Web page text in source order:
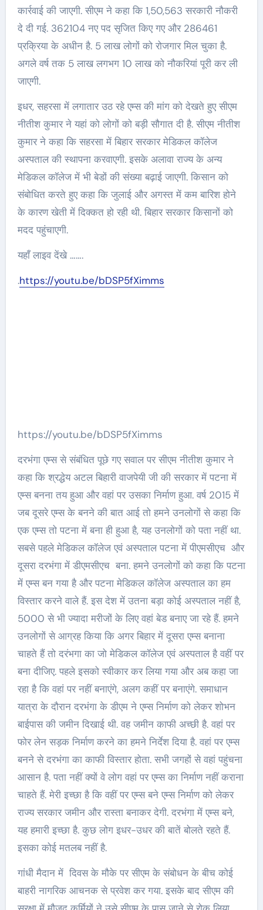
कार्रवाई की जाएगी. सीएम ने कहा कि 1,50,563 सरकारी नौकरी
दे दी गई. 362104 नए पद सृजित किए गए और 286461
प्रक्रिया के अधीन है. 5 लाख लोगों को रोजगार मिल चुका है.
अगले वर्ष तक 5 लाख लगभग 10 लाख को नौकरियां पूरी कर ली
जाएगी.
इधर, सहरसा में लगातार उठ रहे एम्स की मांग को देखते हुए सीएम
नीतीश कुमार ने यहां को लोगों को बड़ी सौगात दी है. सीएम नीतीश
कुमार ने कहा कि सहरसा में बिहार सरकार मेडिकल कॉलेज
अस्पताल की स्थापना करवाएगी. इसके अलावा राज्य के अन्य
मेडिकल कॉलेज में भी बेडों की संख्या बढ़ाई जाएगी. किसान को
संबोधित करते हुए कहा कि जुलाई और अगस्त में कम बारिश होने
के कारण खेती में दिक्कत हो रही थी. बिहार सरकार किसानों को
मदद पहुंचाएगी.
यहाँ लाइव देंखे …….
.https://youtu.be/bDSP5fXimms
https://youtu.be/bDSP5fXimms
दरभंगा एम्स से संबंधित पूछे गए सवाल पर सीएम नीतीश कुमार ने
कहा कि श्रद्धेय अटल बिहारी वाजपेयी जी की सरकार में पटना में
एम्स बनना तय हुआ और वहां पर उसका निर्माण हुआ. वर्ष 2015 में
जब दूसरे एम्स के बनने की बात आई तो हमने उनलोगों से कहा कि
एक एम्स तो पटना में बना ही हुआ है, यह उनलोगों को पता नहीं था.
सबसे पहले मेडिकल कॉलेज एवं अस्पताल पटना में पीएमसीएच और
दूसरा दरभंगा में डीएमसीएच बना. हमने उनलोगों को कहा कि पटना
में एम्स बन गया है और पटना मेडिकल कॉलेज अस्पताल का हम
विस्तार करने वाले हैं. इस देश में उतना बड़ा कोई अस्पताल नहीं है,
5000 से भी ज्यादा मरीजों के लिए वहां बेड बनाए जा रहे हैं. हमने
उनलोगों से आग्रह किया कि अगर बिहार में दूसरा एम्स बनाना
चाहते हैं तो दरंभगा का जो मेडिकल कॉलेज एवं अस्पताल है वहीं पर
बना दीजिए. पहले इसको स्वीकार कर लिया गया और अब कहा जा
रहा है कि वहां पर नहीं बनाएंगे, अलग कहीं पर बनाएंगे. समाधान
यात्रा के दौरान दरभंगा के डीएम ने एम्स निर्माण को लेकर शोभन
बाईपास की जमीन दिखाई थी. वह जमीन काफी अच्छी है. वहां पर
फोर लेन सड़क निर्माण करने का हमने निर्देश दिया है. वहां पर एम्स
बनने से दरभंगा का काफी विस्तार होता. सभी जगहों से वहां पहुंचना
आसान है. पता नहीं क्यों वे लोग वहां पर एम्स का निर्माण नहीं कराना
चाहते हैं. मेरी इच्छा है कि वहीं पर एम्स बने एम्स निर्माण को लेकर
राज्य सरकार जमीन और रास्ता बनाकर देगी. दरभंगा में एम्स बने,
यह हमारी इच्छा है. कुछ लोग इधर-उधर की बातें बोलते रहते हैं.
इसका कोई मतलब नहीं है.
गांधी मैदान में दिवस के मौके पर सीएम के संबोधन के बीच कोई
बाहरी नागरिक आचनक से प्रवेश कर गया. इसके बाद सीएम की